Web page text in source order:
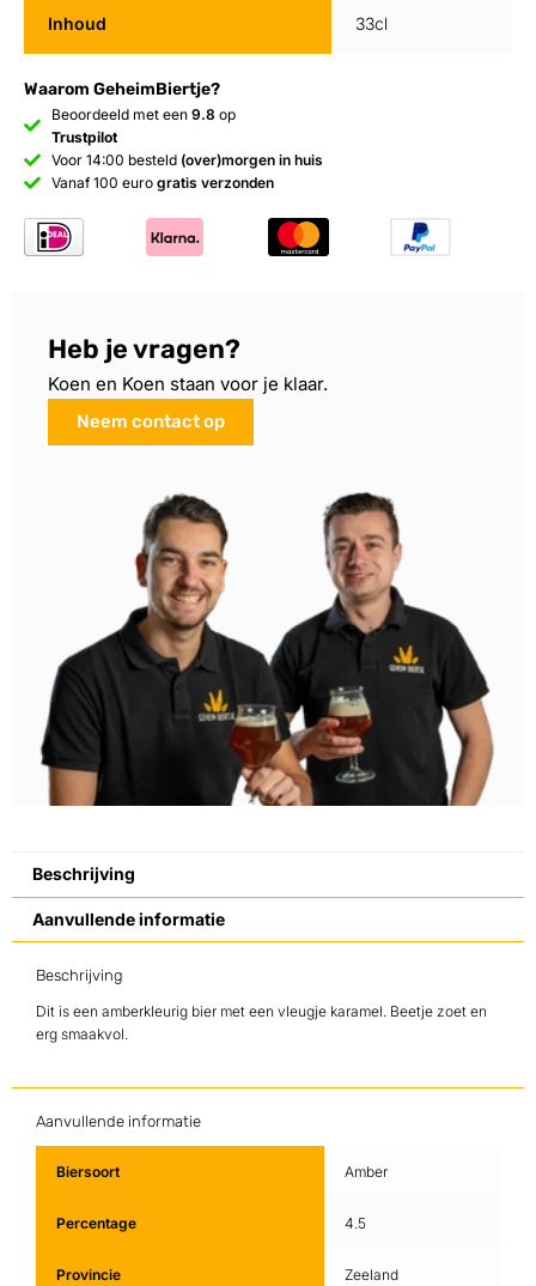
Waarom GeheimBiertje?
Beoordeeld met een 9.8 op
Trustpilot
Voor 14:00 besteld (over)morgen in huis
Vanaf 100 euro gratis verzonden
Inhoud 33cl
Heb je vragen?
Koen en Koen staan voor je klaar.
Neem contact op
Beschrijving
Aanvullende informatie
Beschrijving
Dit is een amberkleurig bier met een vleugje karamel. Beetje zoet en
erg smaakvol.
Aanvullende informatie
Biersoort Amber
Percentage 4.5
Provincie Zeeland